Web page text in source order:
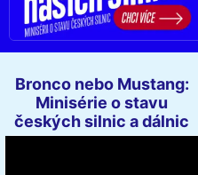
Bronco nebo Mustang:
Minisérie o stavu
českých silnic a dálnic